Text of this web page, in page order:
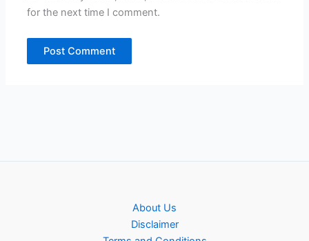
for the next time I comment.
About Us
Disclaimer